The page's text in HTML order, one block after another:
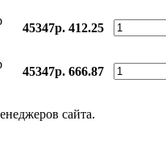
45347р. 412.25
45347р. 666.87
сайта.